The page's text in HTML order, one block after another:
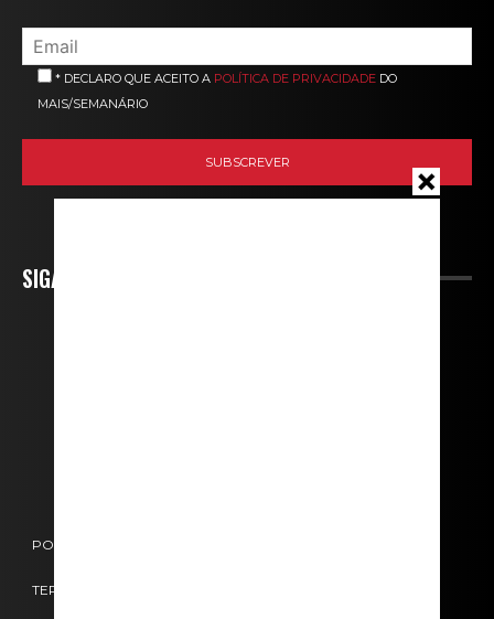
* DECLARO QUE ACEITO A POLÍTICA DE PRIVACIDADE DO
MAIS/SEMANÁRIO
SIGA-NOS
POLÍTICA DE COOKIES
TERMOS E CONDIÇÕES